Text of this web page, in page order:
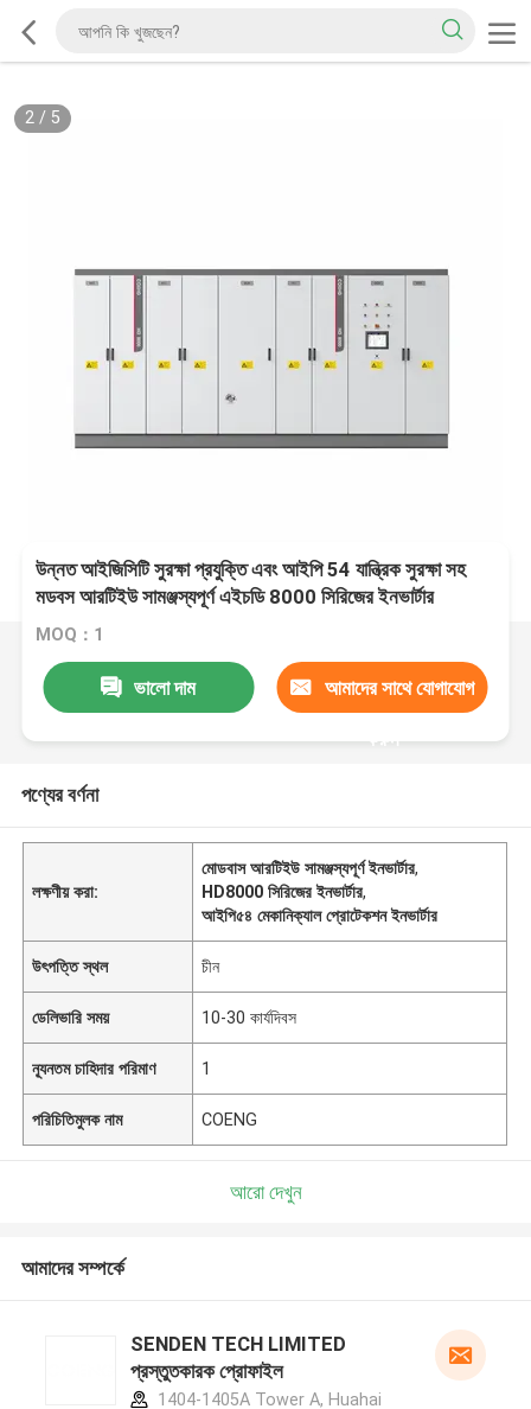
2/ 5
উন্নত আইজিসিটি সুরক্ষা প্রযুক্তি এবং আইপি 54 যান্ত্রিক সুরক্ষা সহ
মডবস আরটিইউ সামঞ্জস্যপূর্ণ এইচডি 8000 সিরিজের ইনভার্টার
MOQ：1
ভালো দাম আমাদের সাথে যোগাযোগ
করুন
পণ্যের বর্ণনা
লক্ষণীয় করা:
মোডবাস আরটিইউ সামঞ্জস্যপূর্ণ ইনভার্টার,
HD8000 সিরিজের ইনভার্টার,
আইপি৫৪ মেকানিক্যাল প্রোটেকশন ইনভার্টার
উৎপত্তি স্থল চীন
ডেলিভারি সময় 10-30 কার্যদিবস
ন্যূনতম চাহিদার পরিমাণ 1
পরিচিতিমুলক নাম COENG
আরো দেখুন
আমাদের সম্পর্কে
SENDEN TECH LIMITED
প্রস্তুতকারক প্রোফাইল
1404-1405A Tower A, Huahai